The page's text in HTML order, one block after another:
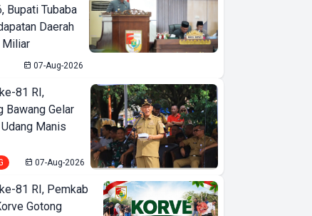
Bupati Tubaba
Daerah
Miliar
07-Aug-2026
81 RI,
Bawang Gelar
Manis
07-Aug-2026
81 RI, Pemkab
Gotong